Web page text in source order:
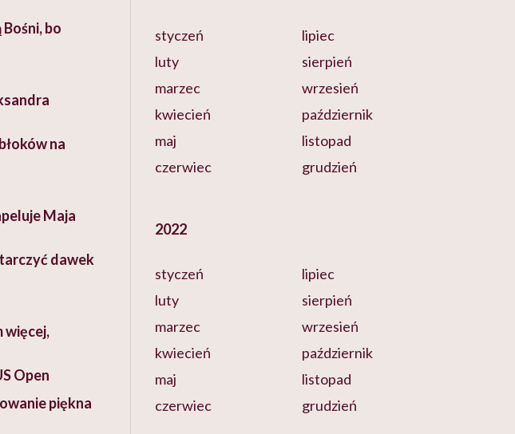
bo
na
Maja
dawek
więcej,
Open
piękna
styczeń
luty
marzec
kwiecień
maj
czerwiec
lipiec
sierpień
wrzesień
październik
listopad
grudzień
2022
styczeń
luty
marzec
kwiecień
maj
czerwiec
lipiec
sierpień
wrzesień
październik
listopad
grudzień